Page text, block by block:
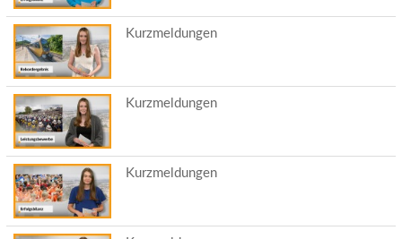
Kurzmeldungen
Kurzmeldungen
Kurzmeldungen